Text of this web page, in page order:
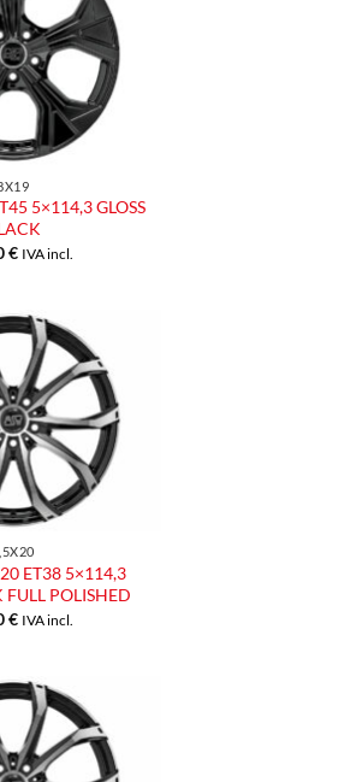
Aggiungi
alla lista
dei
desideri
5×114,3 GLOSS
€ IVA incl.
Aggiungi
alla lista
dei
desideri
ET38 5×114,3
FULL POLISHED
€ IVA incl.
Aggiungi
alla lista
dei